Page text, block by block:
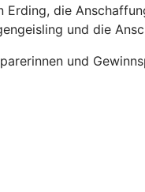
die
und die
und